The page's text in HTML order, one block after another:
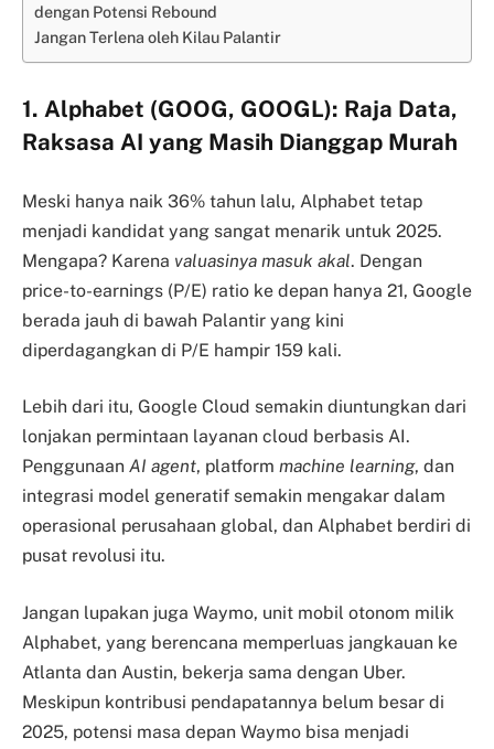
dengan Potensi Rebound
Jangan Terlena oleh Kilau Palantir
1. Alphabet (GOOG, GOOGL): Raja Data,
Raksasa AI yang Masih Dianggap Murah
Meski hanya naik 36% tahun lalu, Alphabet tetap
menjadi kandidat yang sangat menarik untuk 2025.
Mengapa? Karena valuasinya masuk akal. Dengan
price-to-earnings (P/E) ratio ke depan hanya 21, Google
berada jauh di bawah Palantir yang kini
diperdagangkan di P/E hampir 159 kali.
Lebih dari itu, Google Cloud semakin diuntungkan dari
lonjakan permintaan layanan cloud berbasis AI.
Penggunaan AI agent, platform machine learning, dan
integrasi model generatif semakin mengakar dalam
operasional perusahaan global, dan Alphabet berdiri di
pusat revolusi itu.
Jangan lupakan juga Waymo, unit mobil otonom milik
Alphabet, yang berencana memperluas jangkauan ke
Atlanta dan Austin, bekerja sama dengan Uber.
Meskipun kontribusi pendapatannya belum besar di
2025, potensi masa depan Waymo bisa menjadi